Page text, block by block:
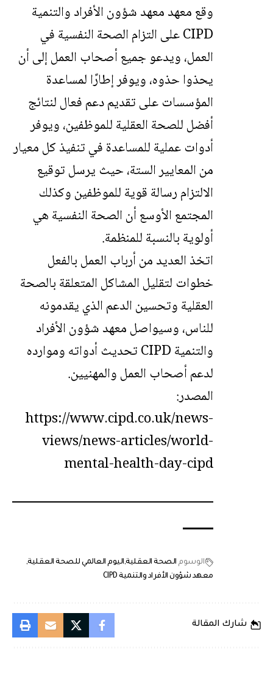
وقع معهد معهد شؤون الأفراد والتنمية
CIPD على التزام الصحة النفسية في
العمل، ويدعو جميع أصحاب العمل إلى أن
يحذوا حذوه، ويوفر إطارًا لمساعدة
المؤسسات على تقديم دعم فعال لنتائج
أفضل للصحة العقلية للموظفين، ويوفر
أدوات عملية للمساعدة في تنفيذ كل معيار
من المعايير الستة، حيث يرسل توقيع
الالتزام رسالة قوية للموظفين وكذلك
المجتمع الأوسع أن الصحة النفسية هي
أولوية بالنسبة للمنظمة.
اتخذ العديد من أرباب العمل بالفعل
خطوات لتقليل المشاكل المتعلقة بالصحة
العقلية وتحسين الدعم الذي يقدمونه
للناس، وسيواصل معهد شؤون الأفراد
والتنمية CIPD تحديث أدواته وموارده
لدعم أصحاب العمل والمهنيين.
المصدر:
https://www.cipd.co.uk/news-
views/news-articles/world-
mental-health-day-cipd
الوسوم الصحة العقلية اليوم العالمي للصحة العقلية
معهد شؤون الأفراد والتنمية CIPD
شارك المقالة